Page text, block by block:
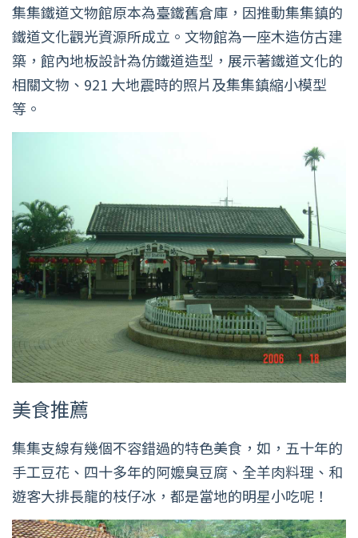
集集鐵道文物館原本為臺鐵舊倉庫，因推動集集鎮的
鐵道文化觀光資源所成立。文物館為一座木造仿古建
築，館內地板設計為仿鐵道造型，展示著鐵道文化的
相關文物、921 大地震時的照片及集集鎮縮小模型
等。
美食推薦
集集支線有幾個不容錯過的特色美食，如，五十年的
手工豆花、四十多年的阿嬤臭豆腐、全羊肉料理、和
遊客大排長龍的枝仔冰，都是當地的明星小吃呢！